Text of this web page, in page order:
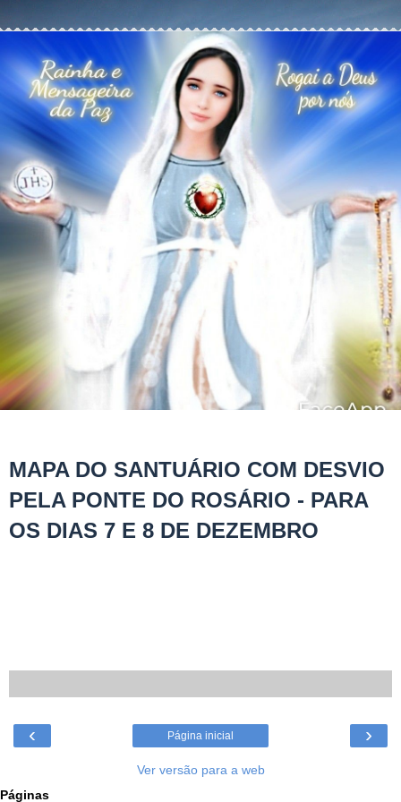
MAPA DO SANTUÁRIO COM DESVIO
PELA PONTE DO ROSÁRIO - PARA
OS DIAS 7 E 8 DE DEZEMBRO
‹ ›
Página inicial
Ver versão para a web
Páginas